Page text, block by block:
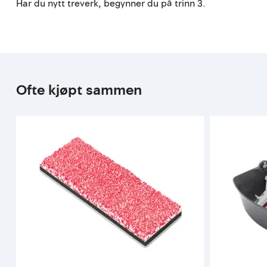
Har du nytt treverk, begynner du på trinn 3.
Ofte kjøpt sammen